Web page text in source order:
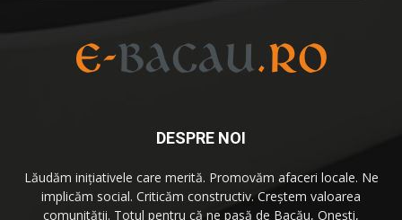
DESPRE NOI
Lăudăm iniţiativele care merită. Promovăm afaceri locale. Ne
implicăm social. Criticăm constructiv. Creştem valoarea
comunităţii. Totul pentru că ne pasă de Bacău, Oneşti,